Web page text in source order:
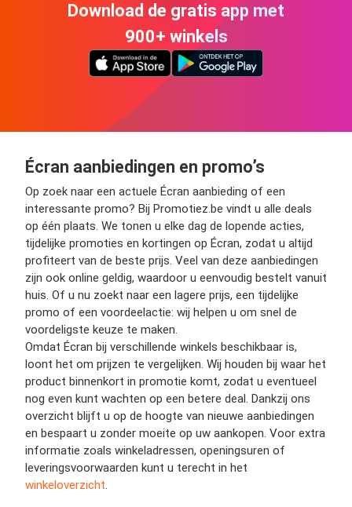
Download de gratis app met
900+ winkels
Écran aanbiedingen en promo’s
Op zoek naar een actuele Écran aanbieding of een
interessante promo? Bij Promotiez.be vindt u alle deals
op één plaats. We tonen u elke dag de lopende acties,
tijdelijke promoties en kortingen op Écran, zodat u altijd
profiteert van de beste prijs. Veel van deze aanbiedingen
zijn ook online geldig, waardoor u eenvoudig bestelt vanuit
huis. Of u nu zoekt naar een lagere prijs, een tijdelijke
promo of een voordeelactie: wij helpen u om snel de
voordeligste keuze te maken.
Omdat Écran bij verschillende winkels beschikbaar is,
loont het om prijzen te vergelijken. Wij houden bij waar het
product binnenkort in promotie komt, zodat u eventueel
nog even kunt wachten op een betere deal. Dankzij ons
overzicht blijft u op de hoogte van nieuwe aanbiedingen
en bespaart u zonder moeite op uw aankopen. Voor extra
informatie zoals winkeladressen, openingsuren of
leveringsvoorwaarden kunt u terecht in het
winkeloverzicht